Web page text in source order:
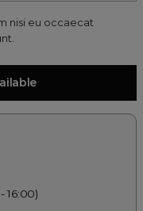
nisi eu occaecat
16:00)